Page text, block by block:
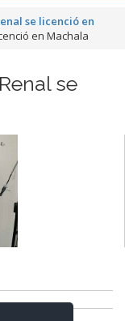
se licenció en
en Machala
se